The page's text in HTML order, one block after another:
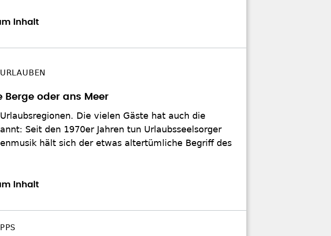
Inhalt
oder ans Meer
Die vielen Gäste hat auch die
Seit den 1970er Jahren tun Urlaubsseelsorger
hält sich der etwas altertümliche Begriff des
Inhalt